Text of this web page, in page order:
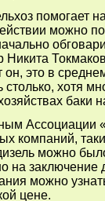
помогает
можно
он, это в
столько, хотя
баки
Ассоциации
компаний,
можно
на заключение
можно
цене.